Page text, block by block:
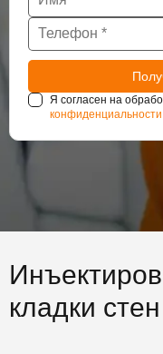
Я согласен на
конфиденциальности
кладки